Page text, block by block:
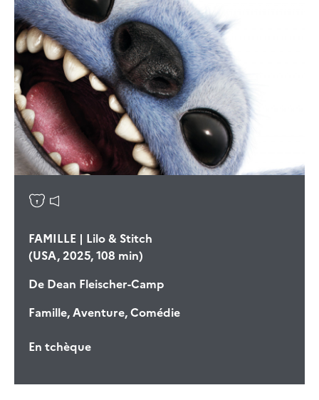
FAMILLE | Lilo & Stitch
(USA, 2025, 108 min)
De Dean Fleischer-Camp
Famille, Aventure, Comédie
En tchèque